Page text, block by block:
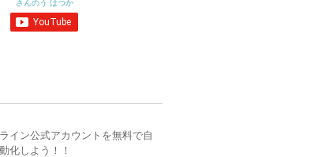
さんのう はつか
ライン公式アカウントを無料で自
動化しよう！！